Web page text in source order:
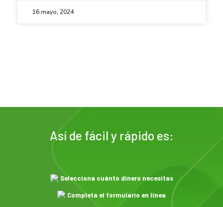
16 mayo, 2024
Así de fácil y rápido es:
Selecciona cuánto dinero necesitas
Completa el formulario en línea